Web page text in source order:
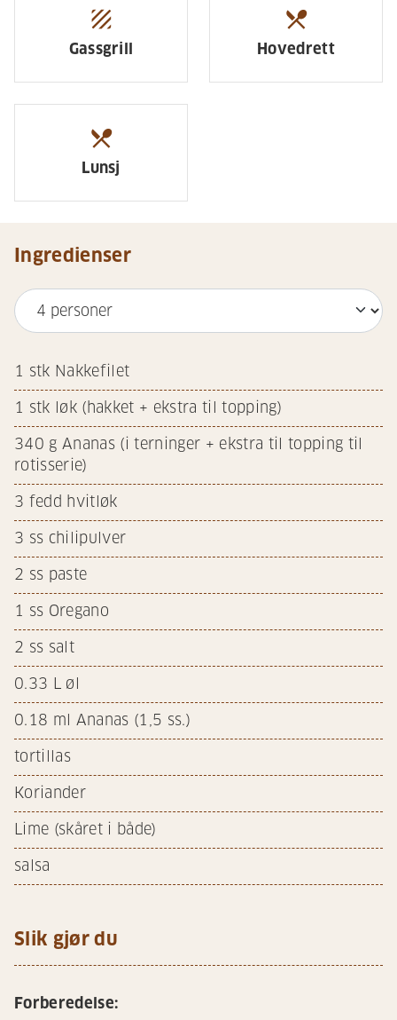
texture
Gassgrill
restaurant_menu
Hovedrett
restaurant_menu
Lunsj
Ingredienser
1 stk Nakkefilet
1 stk løk (hakket + ekstra til topping)
340 g Ananas (i terninger + ekstra til topping til
rotisserie)
3 fedd hvitløk
3 ss chilipulver
2 ss paste
1 ss Oregano
2 ss salt
0.33 L øl
0.18 ml Ananas (1,5 ss.)
tortillas
Koriander
Lime (skåret i både)
salsa
Slik gjør du
Forberedelse: